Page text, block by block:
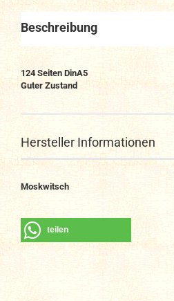
Beschreibung
124 Seiten DinA5
Guter Zustand
Hersteller Informationen
Moskwitsch
teilen